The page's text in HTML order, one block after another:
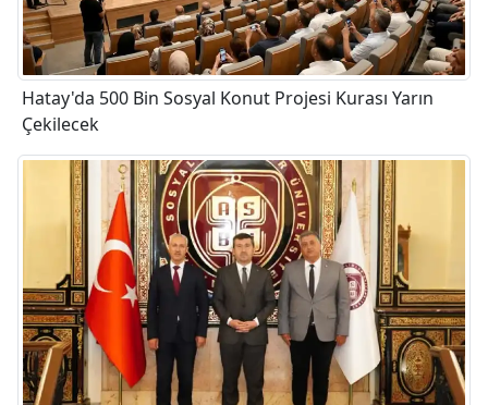
Hatay'da 500 Bin Sosyal Konut Projesi Kurası Yarın
Çekilecek